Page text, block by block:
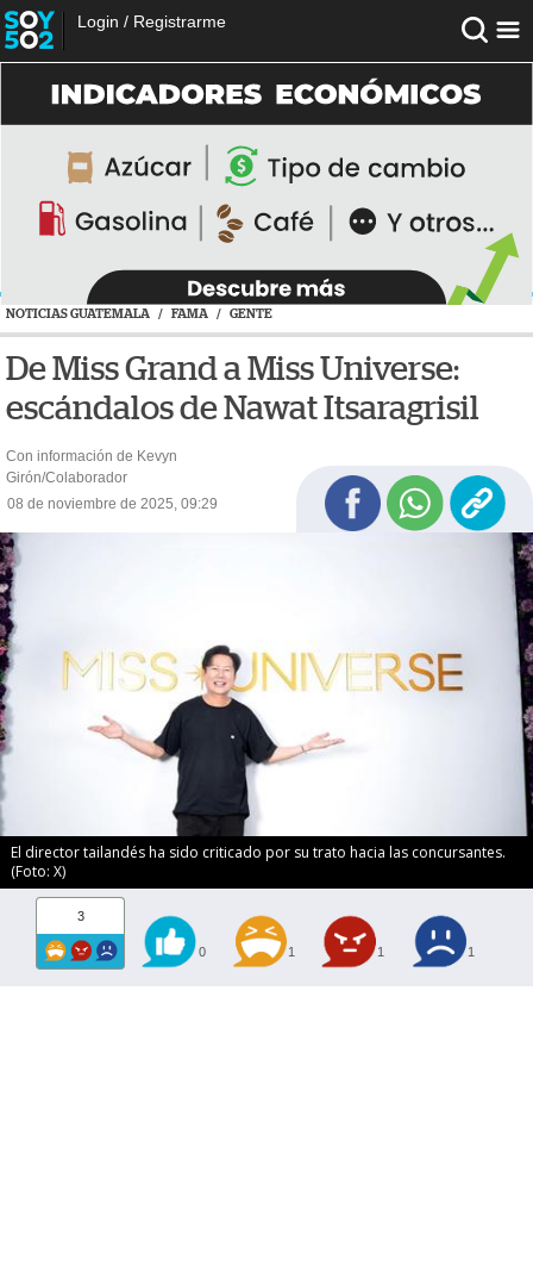
Login / Registrarme
NOTICIAS GUATEMALA / FAMA / GENTE
De Miss Grand a Miss Universe:
escándalos de Nawat Itsaragrisil
Con información de Kevyn
Girón/Colaborador
08 de noviembre de 2025, 09:29
El director tailandés ha sido criticado por su trato hacia las concursantes.
(Foto: X)
3
0 1 1 1